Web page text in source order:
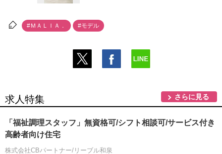
#ＭＡＬＩＡ． #モデル
求人特集 さらに見る
「福祉調理スタッフ」無資格可/シフト相談可/サービス付き
高齢者向け住宅
株式会社CBパートナー/リーブル和泉